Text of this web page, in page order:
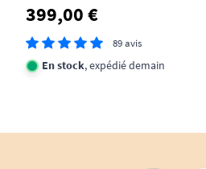
399,00 €
89 avis
En stock, expédié demain